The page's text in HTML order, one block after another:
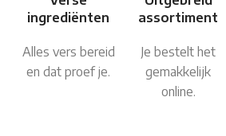
ingrediënten
Alles vers bereid
en dat proef je.
assortiment
Je bestelt het
gemakkelijk
online.